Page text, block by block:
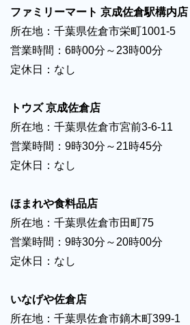
ファミリーマート 京成佐倉駅構内店
所在地：千葉県佐倉市栄町1001-5
営業時間：6時00分～23時00分
定休日：なし
トウズ 京成佐倉店
所在地：千葉県佐倉市宮前3-6-11
営業時間：9時30分～21時45分
定休日：なし
ほまれや食料品店
所在地：千葉県佐倉市田町75
営業時間：9時30分～20時00分
定休日：なし
いなげや佐倉店
所在地：千葉県佐倉市鏑木町399-1